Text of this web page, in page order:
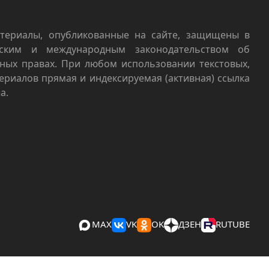
опубликованные на сайте, защищены в
и международным законодательством об
правах. При любом использовании текстовых,
прямая и индексируемая (активная) ссылка
MAX VK OK ДЗЕН RUTUBE